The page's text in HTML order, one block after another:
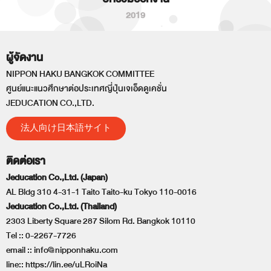
2019
ผู้จัดงาน
NIPPON HAKU BANGKOK COMMITTEE
ศูนย์แนะแนวศึกษาต่อประเทศญี่ปุ่นเจเอ็ดดูเคชั่น
JEDUCATION CO.,LTD.
法人向け日本語サイト
ติดต่อเรา
Jeducation Co.,Ltd. (Japan)
AL Bldg 310 4-31-1 Taito Taito-ku Tokyo 110-0016
Jeducation Co.,Ltd. (Thailand)
2303 Liberty Square 287 Silom Rd. Bangkok 10110
Tel ::0-2267-7726
email ::info@nipponhaku.com
line::https://lin.ee/uLRoiNa